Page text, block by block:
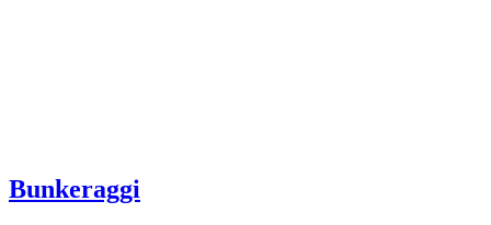
Bunkeraggi